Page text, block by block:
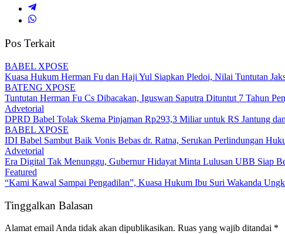
Pos Terkait
BABEL XPOSE
Kuasa Hukum Herman Fu dan Haji Yul Siapkan Pledoi, Nilai Tuntutan
BATENG XPOSE
Tuntutan Herman Fu Cs Dibacakan, Iguswan Saputra Dituntut 7 Tahun
Advetorial
DPRD Babel Tolak Skema Pinjaman Rp293,3 Miliar untuk RS Jantung
BABEL XPOSE
IDI Babel Sambut Baik Vonis Bebas dr. Ratna, Serukan Perlindungan
Advetorial
Era Digital Tak Menunggu, Gubernur Hidayat Minta Lulusan UBB Siap
Featured
“Kami Kawal Sampai Pengadilan”, Kuasa Hukum Ibu Suri Wakanda
Tinggalkan Balasan
Alamat email Anda tidak akan dipublikasikan. Ruas yang wajib ditandai *